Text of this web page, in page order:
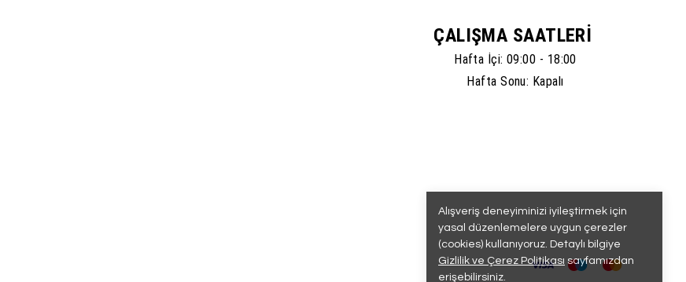
Alışveriş deneyiminizi iyileştirmek için
yasal düzenlemelere uygun çerezler
(cookies) kullanıyoruz. Detaylı bilgiye
Gizlilik ve Çerez Politikası sayfamızdan
erişebilirsiniz.
ÇALIŞMA SAATLERİ
Hafta İçi: 09:00 - 18:00
Hafta Sonu: Kapalı